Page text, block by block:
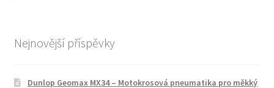
Nejnovější příspěvky
Dunlop Geomax MX34 – Motokrosová pneumatika pro měkký